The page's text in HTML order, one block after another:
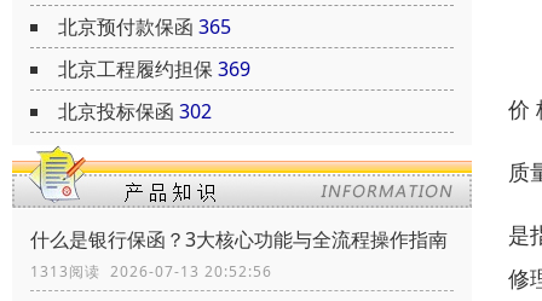
北京预付款保函 365
北京工程履约担保 369
北京投标保函 302
什么是银行保函？3大核心功能与全流程操作指南
1313阅读 2026-07-13 20:52:56
价
质
是
修